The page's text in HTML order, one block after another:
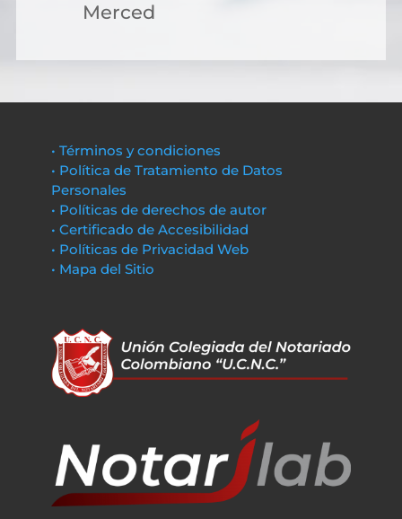
Merced
• Términos y condiciones
• Política de Tratamiento de Datos
Personales
• Políticas de derechos de autor
• Certificado de Accesibilidad
• Políticas de Privacidad Web
• Mapa del Sitio